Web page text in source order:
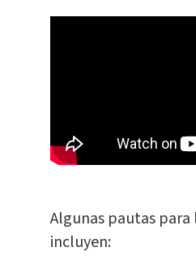
Algunas pautas para
incluyen: